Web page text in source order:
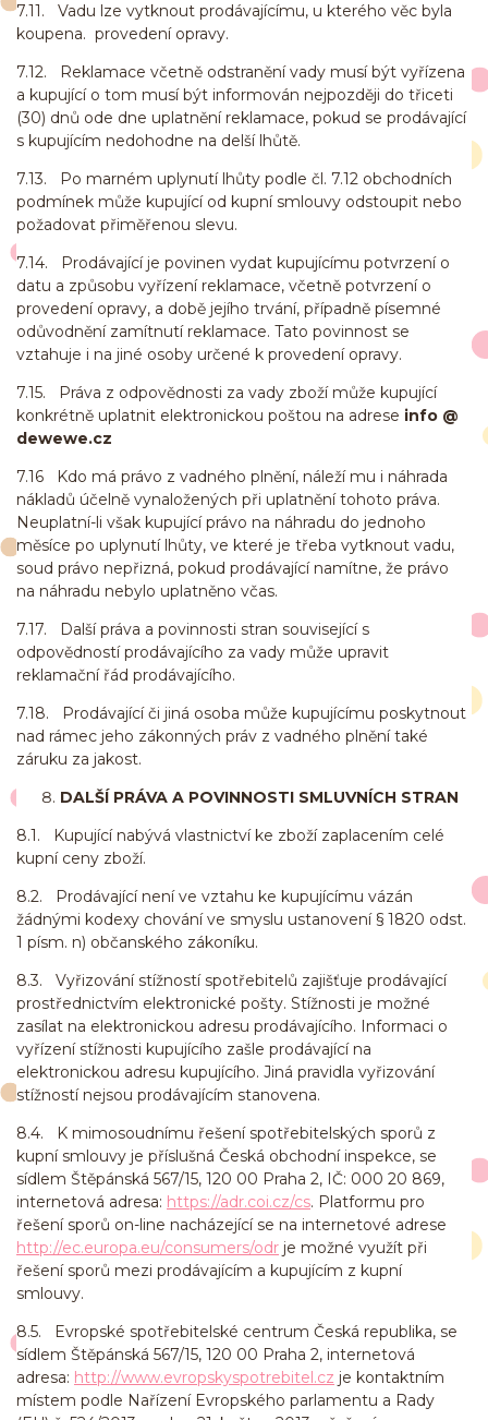
7.11. Vadu lze vytknout prodávajícímu, u kterého věc byla
koupena. provedení opravy.
7.12. Reklamace včetně odstranění vady musí být vyřízena
a kupující o tom musí být informován nejpozději do třiceti
(30) dnů ode dne uplatnění reklamace, pokud se prodávající
s kupujícím nedohodne na delší lhůtě.
7.13. Po marném uplynutí lhůty podle čl. 7.12 obchodních
podmínek může kupující od kupní smlouvy odstoupit nebo
požadovat přiměřenou slevu.
7.14. Prodávající je povinen vydat kupujícímu potvrzení o
datu a způsobu vyřízení reklamace, včetně potvrzení o
provedení opravy, a době jejího trvání, případně písemné
odůvodnění zamítnutí reklamace. Tato povinnost se
vztahuje i na jiné osoby určené k provedení opravy.
7.15. Práva z odpovědnosti za vady zboží může kupující
konkrétně uplatnit elektronickou poštou na adrese info @
dewewe.cz
7.16 Kdo má právo z vadného plnění, náleží mu i náhrada
nákladů účelně vynaložených při uplatnění tohoto práva.
Neuplatní-li však kupující právo na náhradu do jednoho
měsíce po uplynutí lhůty, ve které je třeba vytknout vadu,
soud právo nepřizná, pokud prodávající namítne, že právo
na náhradu nebylo uplatněno včas.
7.17. Další práva a povinnosti stran související s
odpovědností prodávajícího za vady může upravit
reklamační řád prodávajícího.
7.18. Prodávající či jiná osoba může kupujícímu poskytnout
nad rámec jeho zákonných práv z vadného plnění také
záruku za jakost.
DALŠÍ PRÁVA A POVINNOSTI SMLUVNÍCH STRAN
8.1. Kupující nabývá vlastnictví ke zboží zaplacením celé
kupní ceny zboží.
8.2. Prodávající není ve vztahu ke kupujícímu vázán
žádnými kodexy chování ve smyslu ustanovení § 1820 odst.
1 písm. n) občanského zákoníku.
8.3. Vyřizování stížností spotřebitelů zajišťuje prodávající
prostřednictvím elektronické pošty. Stížnosti je možné
zasílat na elektronickou adresu prodávajícího. Informaci o
vyřízení stížnosti kupujícího zašle prodávající na
elektronickou adresu kupujícího. Jiná pravidla vyřizování
stížností nejsou prodávajícím stanovena.
8.4. K mimosoudnímu řešení spotřebitelských sporů z
kupní smlouvy je příslušná Česká obchodní inspekce, se
sídlem Štěpánská 567/15, 120 00 Praha 2, IČ: 000 20 869,
internetová adresa: https://adr.coi.cz/cs. Platformu pro
řešení sporů on-line nacházející se na internetové adrese
http://ec.europa.eu/consumers/odr je možné využít při
řešení sporů mezi prodávajícím a kupujícím z kupní
smlouvy.
8.5. Evropské spotřebitelské centrum Česká republika, se
sídlem Štěpánská 567/15, 120 00 Praha 2, internetová
adresa: http://www.evropskyspotrebitel.cz je kontaktním
místem podle Nařízení Evropského parlamentu a Rady